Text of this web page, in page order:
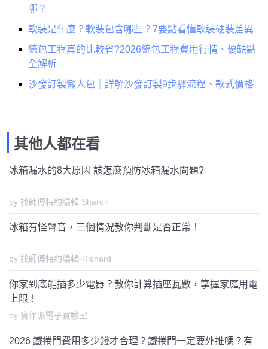
哪？
軟裝是什麼？軟裝包含哪些？7要點看懂軟裝硬裝差異
統包工程真的比較省?2026統包工程費用行情、優缺點
全解析
沙發訂製懶人包｜詳解沙發訂製9步驟流程、款式價格
其他人都在看
冰箱漏水的8大原因 該怎麼預防冰箱漏水問題?
by 找師傅特約編輯 Sharon
冰箱有怪聲音，三個情況教你判斷是否正常！
by 找師傅特約編輯-Richard
你家到底能插多少電器？教你計算插座瓦數，掌握家庭用電
上限！
by 實作派電子實驗室
2026 鐵捲門費用多少錢才合理？鐵捲門一定要外推嗎？有